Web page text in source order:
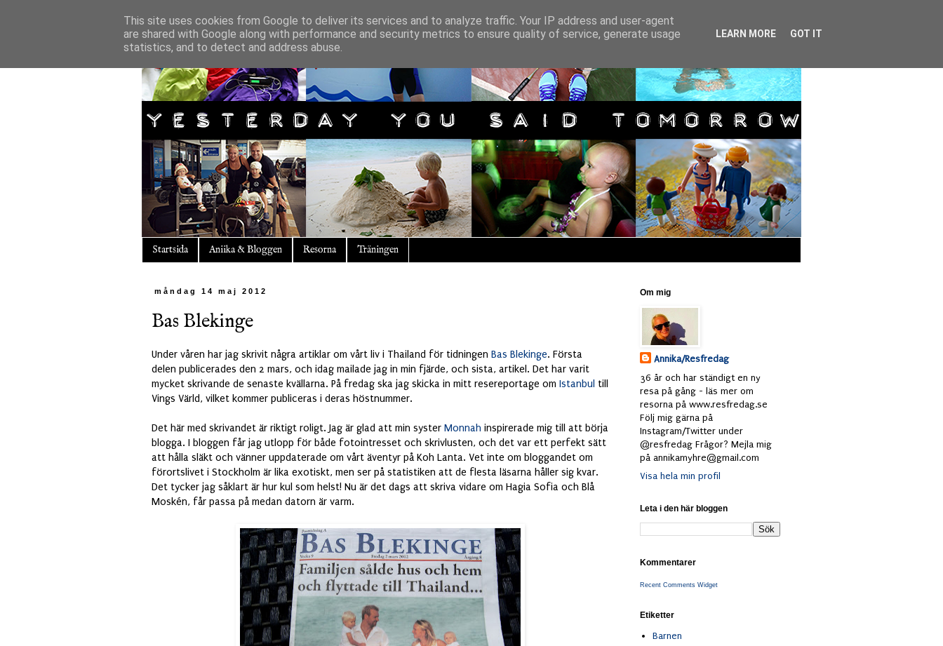
Startsida Aniika & Bloggen Resorna Träningen
måndag 14 maj 2012
Bas Blekinge
Under våren har jag skrivit några artiklar om vårt liv i Thailand för tidningen Bas Blekinge. Första
delen publicerades den 2 mars, och idag mailade jag in min fjärde, och sista, artikel. Det har varit
mycket skrivande de senaste kvällarna. På fredag ska jag skicka in mitt resereportage om Istanbul till
Vings Värld, vilket kommer publiceras i deras höstnummer.
Det här med skrivandet är riktigt roligt. Jag är glad att min syster Monnah inspirerade mig till att börja
blogga. I bloggen får jag utlopp för både fotointresset och skrivlusten, och det var ett perfekt sätt
att hålla släkt och vänner uppdaterade om vårt äventyr på Koh Lanta. Vet inte om bloggandet om
förortslivet i Stockholm är lika exotiskt, men ser på statistiken att de flesta läsarna håller sig kvar.
Det tycker jag såklart är hur kul som helst! Nu är det dags att skriva vidare om Hagia Sofia och Blå
Moskén, får passa på medan datorn är varm.
Om mig
Annika/Resfredag
36 år och har ständigt en ny
resa på gång - läs mer om
resorna på www.resfredag.se
Följ mig gärna på
Instagram/Twitter under
@resfredag Frågor? Mejla mig
på annikamyhre@gmail.com
Visa hela min profil
Leta i den här bloggen
Kommentarer
Recent Comments Widget
Etiketter
Barnen
This site uses cookies from Google to deliver its services and to analyze traffic. Your IP address and user-agent
are shared with Google along with performance and security metrics to ensure quality of service, generate usage
statistics, and to detect and address abuse.
LEARN MORE GOT IT